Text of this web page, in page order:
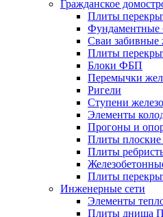
Гражданское
Плиты
Сваи забивные
Плиты
Блоки ФБП
Перемычки
Ригели
Ступени
Элементы
Прогоны и
Плиты
Плиты
Плиты
Инженерные сети
Элементы
Плиты днища